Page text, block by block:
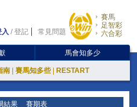
入 /登記 常見問題
賽馬
足智彩
六合彩
馬會知多少
南 賽馬知多些 RESTART
結果 賽期表